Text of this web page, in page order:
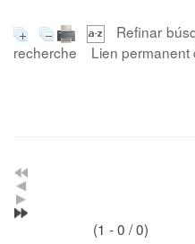
Refinar
recherche
Lien permanent
(1 - 0 / 0)